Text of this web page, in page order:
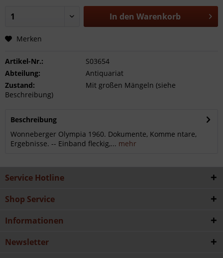
In den Warenkorb
Merken
Artikel-Nr.:
S03654
Abteilung:
Antiquariat
Zustand:
Mit großen Mängeln (siehe
Beschreibung)
Beschreibung
Wonneberger Olympia 1960. Dokumente, Komme ntare,
Ergebnisse. -- Einband fleckig,... mehr
Service Hotline
Shop Service
Informationen
Newsletter